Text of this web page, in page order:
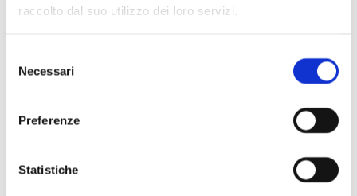
raccolto dal suo utilizzo dei loro servizi.
delNecessari
Preferenze
Statistiche
Wissem Ben Ammar, viola
Mathieu Martin, contrabbasso
Note di sala